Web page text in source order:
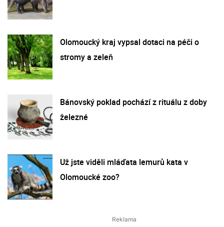
Olomoucký kraj vypsal dotaci na péči o
stromy a zeleň
Bánovský poklad pochází z rituálu z doby
železné
Už jste viděli mláďata lemurů kata v
Olomoucké zoo?